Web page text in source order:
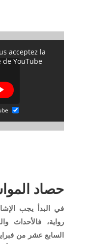
acceptez la
YouTube.
حصاد
في البدأ يجب
رواية، فالأحداث